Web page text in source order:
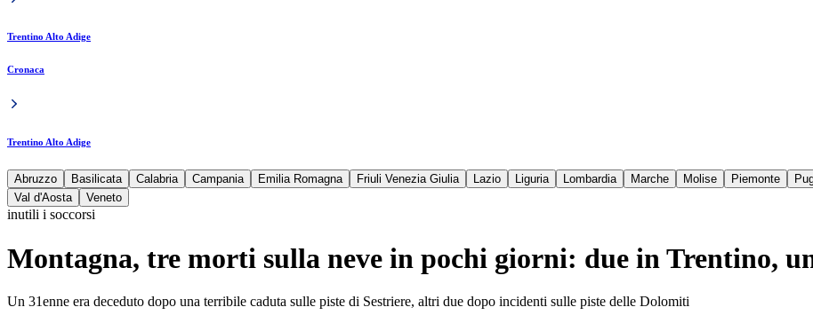
Trentino Alto Adige
Cronaca
Trentino Alto Adige
Abruzzo Basilicata Calabria Campania Emilia Romagna Friuli Venezia Giulia Lazio Liguria Lombardia Marche Molise Piemonte
Val d'Aosta
Veneto
inutili i soccorsi
Montagna, tre morti sulla neve in pochi giorni: due in Trentino,
Un 31enne era deceduto dopo una terribile caduta sulle piste di Sestriere, altri due dopo incidenti sulle piste delle Dolomiti